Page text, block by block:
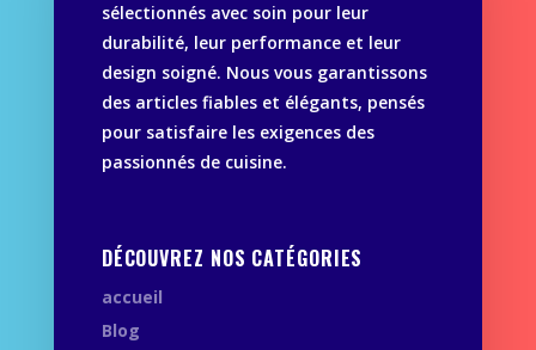
sélectionnés avec soin pour leur
durabilité, leur performance et leur
design soigné. Nous vous garantissons
des articles fiables et élégants, pensés
pour satisfaire les exigences des
passionnés de cuisine.
DÉCOUVREZ NOS CATÉGORIES
accueil
Blog